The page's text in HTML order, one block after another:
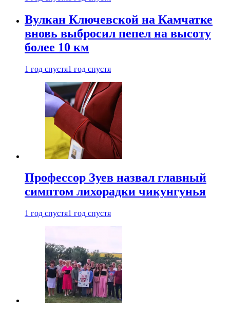
Вулкан Ключевской на Камчатке
вновь выбросил пепел на высоту
более 10 км
1 год спустя1 год спустя
Профессор Зуев назвал главный
симптом лихорадки чикунгунья
1 год спустя1 год спустя